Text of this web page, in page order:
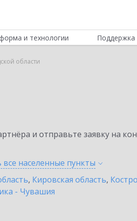
и технологии Поддержка
области
и отправьте заявку на
все населенные пункты
, Кировская область,
- Чувашия